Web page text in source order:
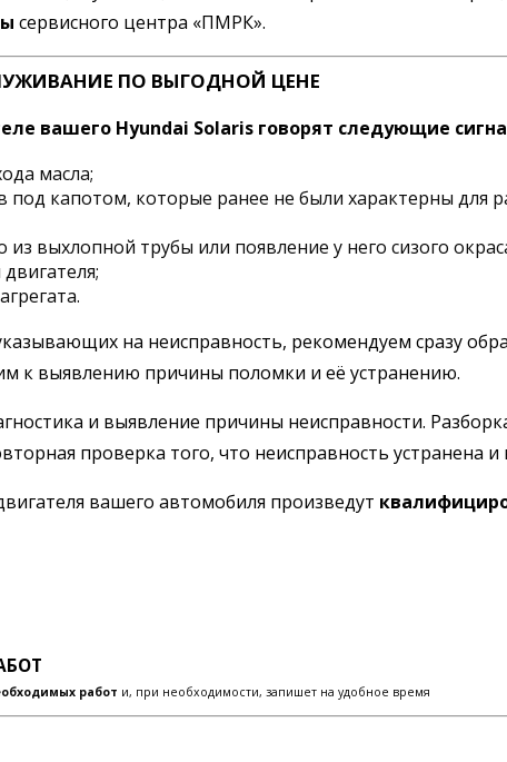
сервисного центра «ПМРК».
ПО ВЫГОДНОЙ ЦЕНЕ
вашего Hyundai Solaris говорят следующие
масла;
под капотом, которые ранее не были характерны для
выхлопной трубы или появление у него сизого
на неисправность, рекомендуем сразу
к выявлению причины поломки и её устранению.
и выявление причины неисправности.
проверка того, что неисправность устранена
вашего автомобиля произведут
работ и, при необходимости, запишет на удобное время